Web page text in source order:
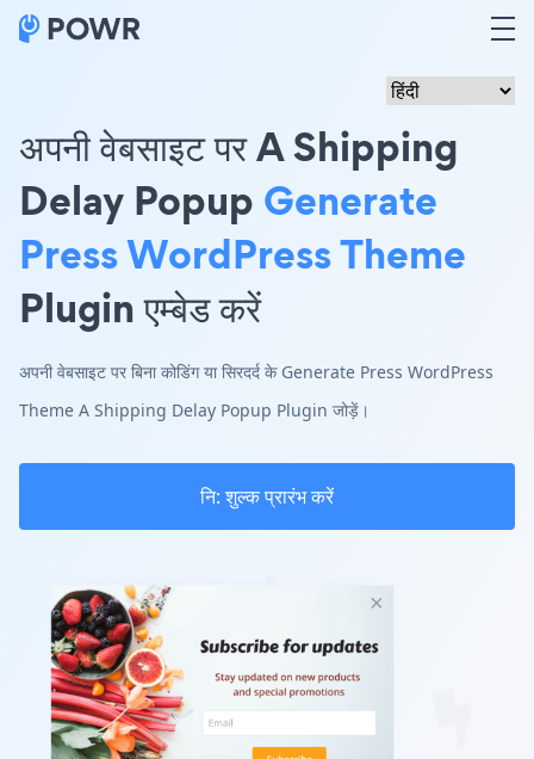
अपनी वेबसाइट पर A Shipping
Delay Popup Generate
Press WordPress Theme
Plugin एम्बेड करें
अपनी वेबसाइट पर बिना कोडिंग या सिरदर्द के Generate Press WordPress
Theme A Shipping Delay Popup Plugin जोड़ें।
नि: शुल्क प्रारंभ करें